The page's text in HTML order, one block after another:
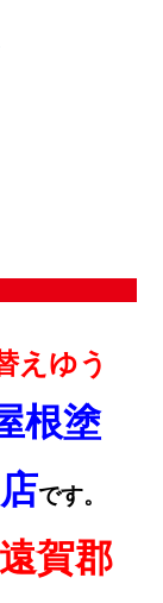
えゆう
根塗
です。
賀郡